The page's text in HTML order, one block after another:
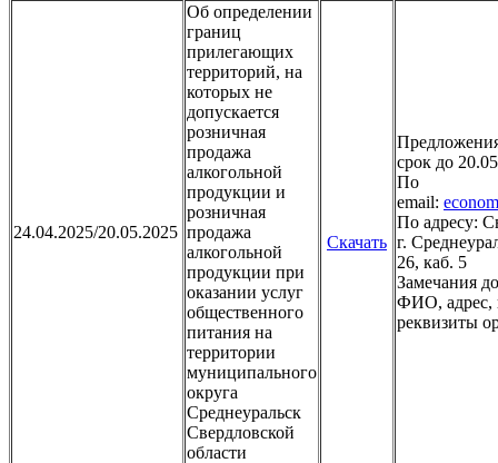
24.04.2025/20.05.2025
Об определении
границ
прилегающих
территорий, на
которых не
допускается
розничная
продажа
алкогольной
продукции и
розничная
продажа
алкогольной
продукции при
оказании услуг
общественного
питания на
территории
муниципального
округа
Среднеуральск
Свердловской
области
Скачать
срок до
По
email:
По адресу:
г.
26, каб. 5
Замечания
ФИО, адрес,
реквизиты